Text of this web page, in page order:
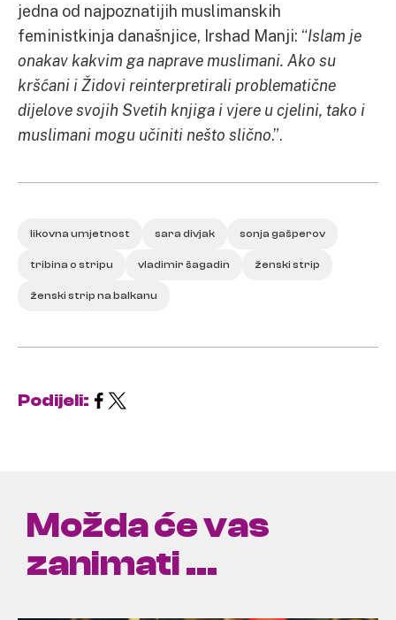
jedna od najpoznatijih muslimanskih
feministkinja današnjice, Irshad Manji: “Islam je
onakav kakvim ga naprave muslimani. Ako su
kršćani i Židovi reinterpretirali problematične
dijelove svojih Svetih knjiga i vjere u cjelini, tako i
muslimani mogu učiniti nešto slično.”.
likovna umjetnost sara divjak sonja gašperov
tribina o stripu vladimir šagadin ženski strip
ženski strip na balkanu
Podijeli:
Možda će vas
zanimati ...